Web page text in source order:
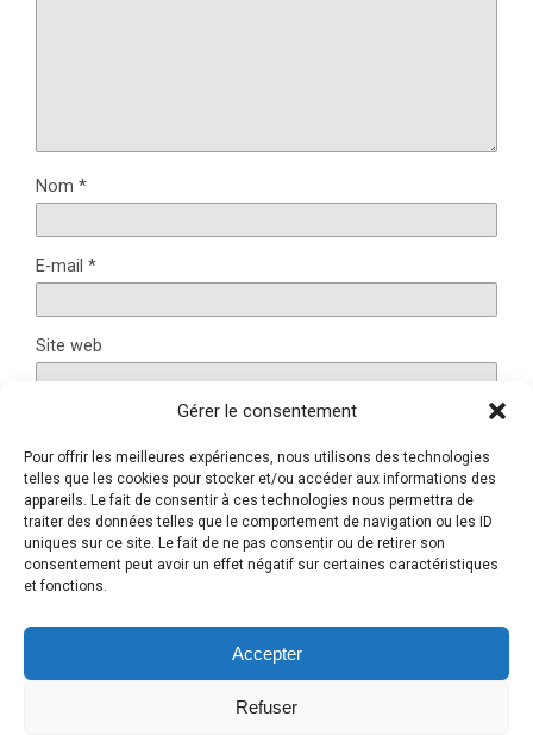
Gérer le consentement
Pour offrir les meilleures expériences, nous utilisons des technologies
telles que les cookies pour stocker et/ou accéder aux informations des
appareils. Le fait de consentir à ces technologies nous permettra de
traiter des données telles que le comportement de navigation ou les ID
uniques sur ce site. Le fait de ne pas consentir ou de retirer son
consentement peut avoir un effet négatif sur certaines caractéristiques
et fonctions.
Accepter
Refuser
Nom *
E-mail *
Site web
Ce site utilise Akismet pour réduire les indésirables.En
savoir plus sur la façon dont les données de vos
commentaires sont traitées.
Retour au début